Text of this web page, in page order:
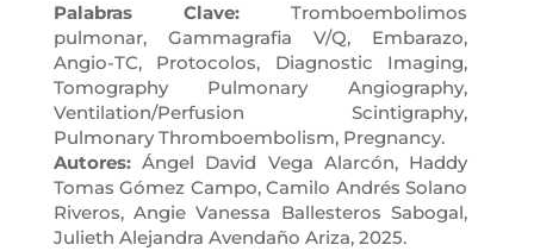
Palabras Clave: Tromboembolimos
pulmonar, Gammagrafia V/Q, Embarazo,
Angio-TC, Protocolos, Diagnostic Imaging,
Tomography Pulmonary Angiography,
Ventilation/Perfusion Scintigraphy,
Pulmonary Thromboembolism, Pregnancy.
Autores:Ángel David Vega Alarcón, Haddy
Tomas Gómez Campo, Camilo Andrés Solano
Riveros, Angie Vanessa Ballesteros Sabogal,
Julieth Alejandra Avendaño Ariza, 2025.